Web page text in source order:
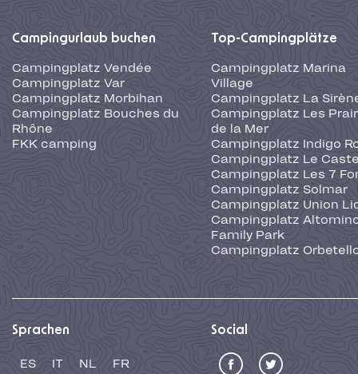
Campingurlaub buchen
Campingplatz Vendée
Campingplatz Var
Campingplatz Morbihan
Campingplatz Bouches du
Rhône
FKK camping
Top-Campingplätze
Campingplatz Marina
Village
Campingplatz La
Campingplatz Les
de la Mer
Campingplatz Indigo
Campingplatz Le
Campingplatz Les 7
Campingplatz Solmar
Campingplatz Union
Campingplatz
Family Park
Campingplatz
Sprachen
ES IT NL
FR
Social